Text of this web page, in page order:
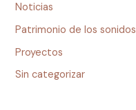
Noticias
Patrimonio de los
Proyectos
Sin categorizar